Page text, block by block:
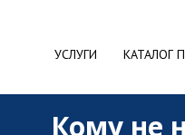
УСЛУГИ КАТАЛОГ
Кому не